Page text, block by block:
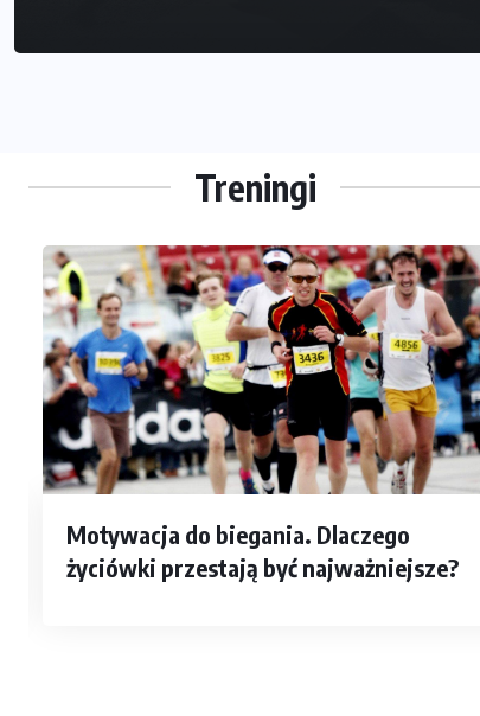
Treningi
Motywacja do biegania. Dlaczego
życiówki przestają być najważniejsze?